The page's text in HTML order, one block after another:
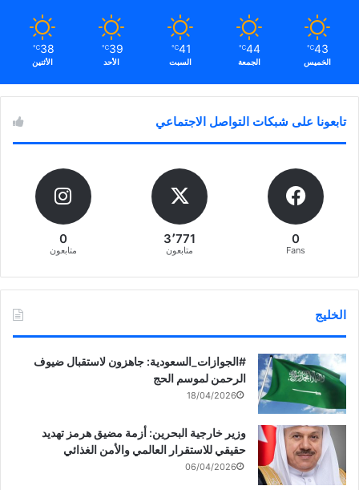
43
℃
الخميس
44
℃
الجمعة
41
℃
السبت
39
℃
الأحد
38
℃
الأثنين
تابعونا على شبكات التواصل الاجتماعي
0
Fans
3٬771
متابعون
0
متابعون
الخليج
‏‎#الجوازات_السعودية: جاهزون لاستقبال ضيوف
الرحمن لموسم الحج
18/04/2026
وزير خارجية البحرين: أزمة مضيق هرمز تهديد
حقيقي للاستقرار العالمي والأمن الغذائي
06/04/2026